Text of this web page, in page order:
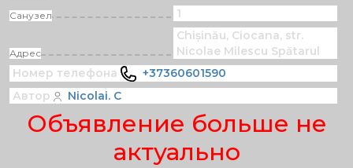
Санузел 1
Адрес
Chișinău, Ciocana, str.
Nicolae Milescu Spătarul
Номер телефона
+37360601590
Автор
Nicolai. C
Объявление больше не
актуально